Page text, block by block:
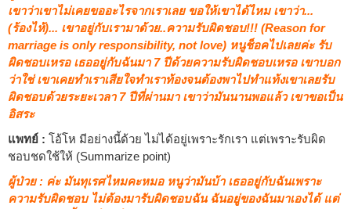
เขาว่าเขาไม่เคยขออะไรจากเราเลย ขอให้เขาได้ไหม เขาว่า...
(ร้องไห้)... เขาอยู่กับเรามาด้วย..ความรับผิดชอบ!!! (Reason for
marriage is only responsibility, not love) หนูช็อคไปเลยค่ะ รับ
ผิดชอบเหรอ เธออยู่กับฉันมา 7 ปีด้วยความรับผิดชอบเหรอ เขาบอก
ว่าใช่ เขาเคยทำเราเสียใจทำเราท้องจนต้องพาไปทำแท้งเขาเลยรับ
ผิดชอบด้วยระยะเวลา 7 ปีที่ผ่านมา เขาว่ามันนานพอแล้ว เขาขอเป็น
อิสระ
แพทย์ : โอ้โห มีอย่างนี้ด้วย ไม่ได้อยู่เพราะรักเรา แต่เพราะรับผิด
ชอบชดใช้ให้ (Summarize point)
ผู้ป่วย : ค่ะ มันทุเรศไหมคะหมอ หนูว่ามันบ้า เธออยู่กับฉันเพราะ
ความรับผิดชอบ ไม่ต้องมารับผิดชอบฉัน ฉันอยู่ของฉันมาเองได้ แต่